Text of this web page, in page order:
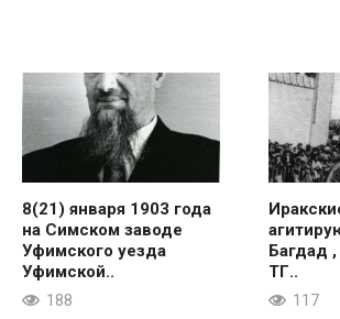
8(21) января 1903 года
на Симском заводе
Уфимского уезда
Уфимской..
188
Багдад
ТГ..
117